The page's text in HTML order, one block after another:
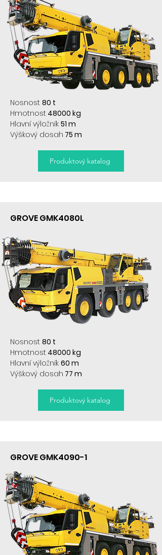
Nosnost 80 t
Hmotnost 48000 kg
Hlavní výložník 51 m
Výškový dosah 75 m
Produktový katalog
GROVE GMK4080L
Nosnost 80 t
Hmotnost 48000 kg
Hlavní výložník 60 m
Výškový dosah 77 m
Produktový katalog
GROVE GMK4090-1